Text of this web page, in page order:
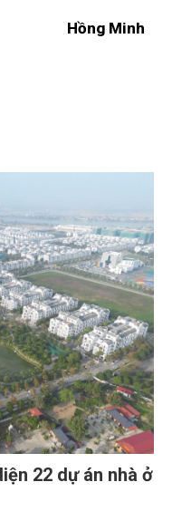
Hồng Minh
22 dự án nhà ở